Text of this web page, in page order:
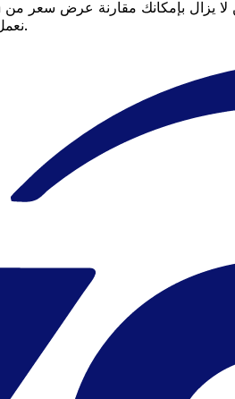
نعمل باستمرار على توسيع بياناتنا لتقديم المزيد من الأسعار.